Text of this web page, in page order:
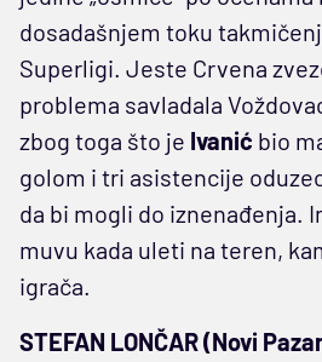
dosadašnjem toku
Superligi. Jeste Crvena
problema savladala
zbog toga što je Ivanić bio
golom i tri asistencije
da bi mogli do iznenađenja.
muvu kada uleti na teren,
igrača.
STEFAN LONČAR (Novi